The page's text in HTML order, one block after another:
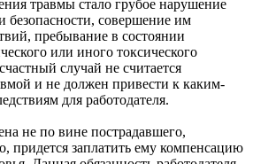
травмы стало грубое нарушение
безопасности, совершение им
пребывание в состоянии
или иного токсического
случай не считается
и не должен привести к каким-
для работодателя.
не по вине пострадавшего,
придется заплатить ему компенсацию